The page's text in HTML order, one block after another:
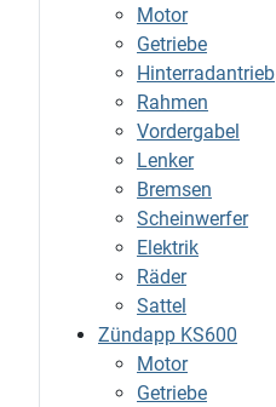
Motor
Getriebe
Hinterradantrieb
Rahmen
Vordergabel
Lenker
Bremsen
Scheinwerfer
Elektrik
Räder
Sattel
Zündapp KS600
Motor
Getriebe